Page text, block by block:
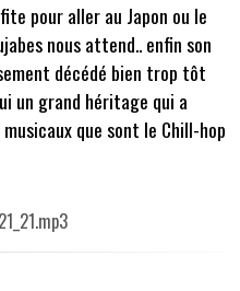
pour aller au Japon ou le
nous attend.. enfin son
décédé bien trop tôt
un grand héritage qui a
que sont le Chill-hop